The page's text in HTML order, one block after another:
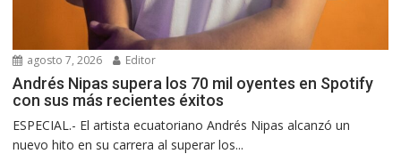
agosto 7, 2026 Editor
Andrés Nipas supera los 70 mil oyentes en Spotify
con sus más recientes éxitos
ESPECIAL.- El artista ecuatoriano Andrés Nipas alcanzó un
nuevo hito en su carrera al superar los...